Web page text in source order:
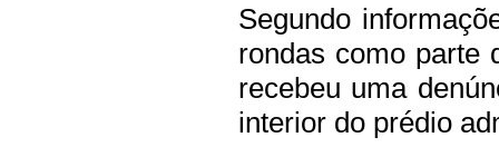
Segundo
rondas como parte
recebeu uma
interior do prédio